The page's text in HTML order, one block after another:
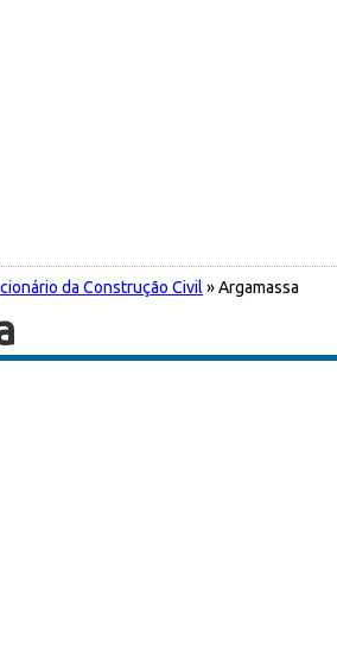
da Construção Civil » Argamassa